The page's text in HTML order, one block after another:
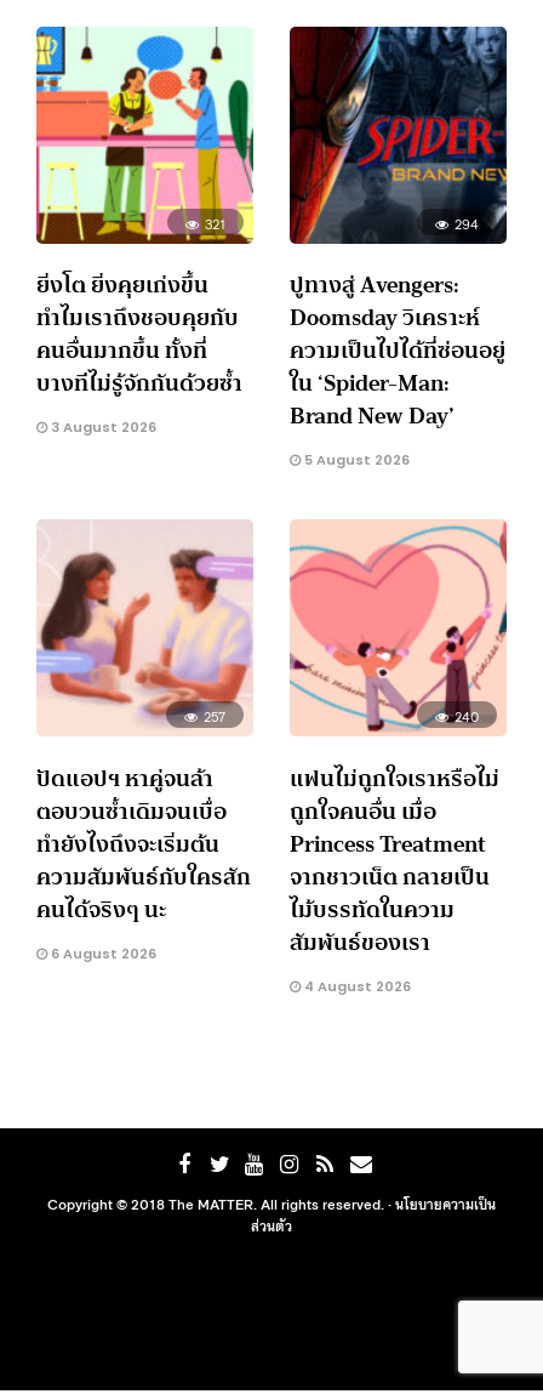
321
ยิ่งโต ยิ่งคุยเก่งขึ้น
ทำไมเราถึงชอบคุยกับ
คนอื่นมากขึ้น ทั้งที่
บางทีไม่รู้จักกันด้วยซ้ำ
3 August 2026
294
ปูทางสู่ Avengers:
Doomsday วิเคราะห์
ความเป็นไปได้ที่ซ่อนอยู่
ใน ‘Spider-Man:
Brand New Day’
5 August 2026
257
ปัดแอปฯ หาคู่จนล้า
ตอบวนซ้ำเดิมจนเบื่อ
ทำยังไงถึงจะเริ่มต้น
ความสัมพันธ์กับใครสัก
คนได้จริงๆ นะ
6 August 2026
240
แฟนไม่ถูกใจเราหรือไม่
ถูกใจคนอื่น เมื่อ
Princess Treatment
จากชาวเน็ต กลายเป็น
ไม้บรรทัดในความ
สัมพันธ์ของเรา
4 August 2026
Copyright © 2018 The MATTER. All rights reserved. ·นโยบายความเป็น
ส่วนตัว